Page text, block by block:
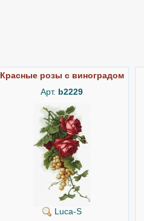
Красные розы с виноградом
Арт. b2229
Luca-S